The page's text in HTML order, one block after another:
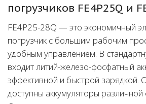
погрузчиков FE4P25Q и
FE4P25-28Q — это экономичный
погрузчик с большим рабочим
удобным управлением. В
входит литий-железо-фосфатный
эффективной и быстрой зарядкой.
доступны аккумуляторы различной